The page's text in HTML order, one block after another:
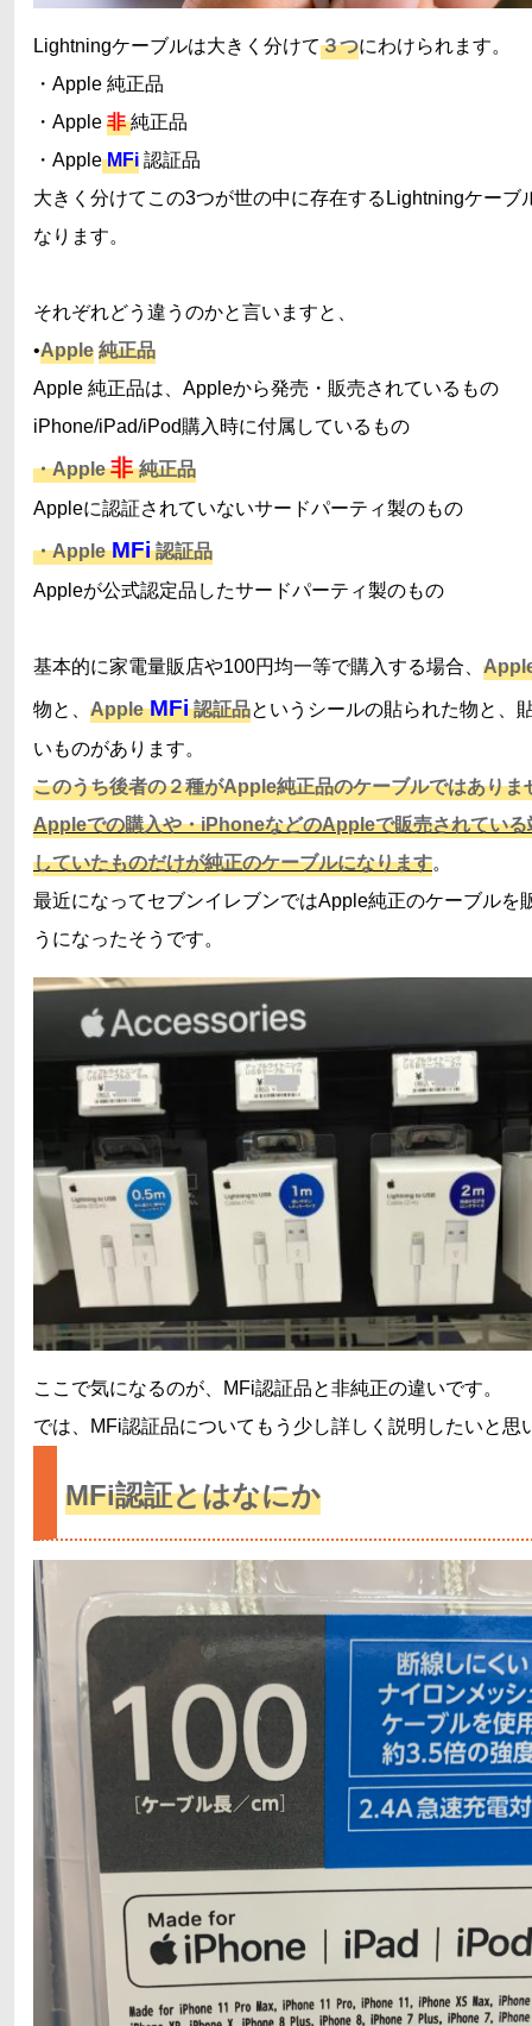
Lightningケーブルは大きく分けて３つにわけられます。
・Apple 純正品
・Apple 非純正品
・AppleMFi 認証品
大きく分けてこの3つが世の中に存在するLightningケーブ
なります。
それぞれどう違うのかと言いますと、
•Apple 純正品
Apple 純正品は、Appleから発売・販売されているもの
iPhone/iPad/iPod購入時に付属しているもの
・Apple非純正品
Appleに認証されていないサードパーティ製のもの
・AppleMFi認証品
Appleが公式認定品したサードパーティ製のもの
基本的に家電量販店や100円均一等で購入する場合、
物と、 AppleMFi認証品というシールの貼られた物と、
いものがあります。
このうち後者の２種がApple純正品のケーブルではありま
Appleでの購入や・iPhoneなどのAppleで販売されている
していたものだけが純正のケーブルになります。
最近になってセブンイレブンではApple純正のケーブルを
うになったそうです。
ここで気になるのが、MFi認証品と非純正の違いです。
では、MFi認証品についてもう少し詳しく説明したいと思
MFi認証とはなにか